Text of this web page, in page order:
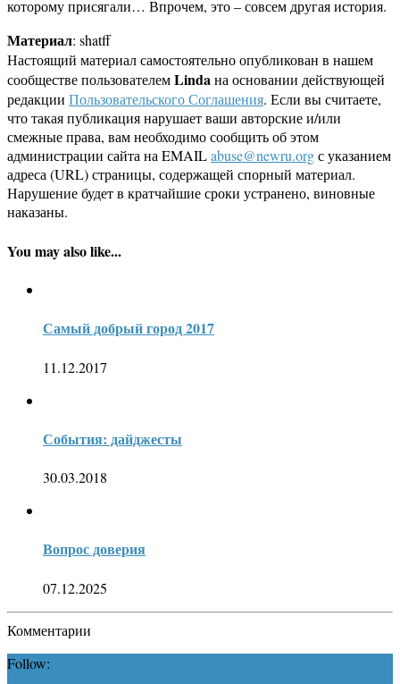
которому присягали… Впрочем, это – совсем другая история.
Материал: shatff
Настоящий материал самостоятельно опубликован в нашем
сообществе пользователемLindaна основании действующей
редакции Пользовательского Соглашения. Если вы считаете,
что такая публикация нарушает ваши авторские и/или
смежные права, вам необходимо сообщить об этом
администрации сайта на EMAILabuse@newru.orgс указанием
адреса (URL) страницы, содержащей спорный материал.
Нарушение будет в кратчайшие сроки устранено, виновные
наказаны.
You may also like...
Самый добрый город 2017
11.12.2017
События: дайджесты
30.03.2018
Вопрос доверия
07.12.2025
Комментарии
Follow: